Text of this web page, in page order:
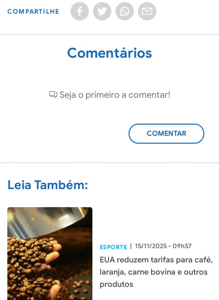
COMPARTILHE
Comentários
Seja o primeiro a comentar!
ADICIONAR
Leia Também:
ESPORTE | 15/11/2025 - 09h57
EUA reduzem tarifas para café,
laranja, carne bovina e outros
produtos